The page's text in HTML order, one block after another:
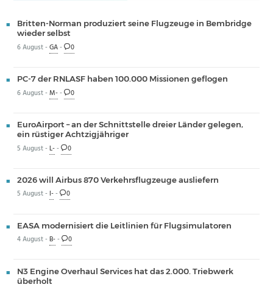
Britten-Norman produziert seine Flugzeuge in Bembridge
wieder selbst
6 August -GA- 0
PC-7 der RNLASF haben 100.000 Missionen geflogen
6 August -M-- 0
EuroAirport – an der Schnittstelle dreier Länder gelegen,
ein rüstiger Achtzigjähriger
5 August -L-- 0
2026 will Airbus 870 Verkehrsflugzeuge ausliefern
5 August - I-- 0
EASA modernisiert die Leitlinien für Flugsimulatoren
4 August -B-- 0
N3 Engine Overhaul Services hat das 2.000. Triebwerk
überholt